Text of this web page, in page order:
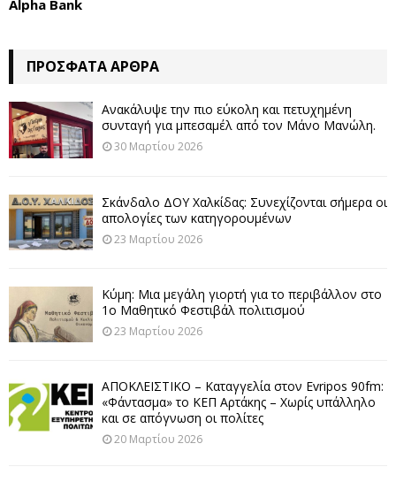
Alpha Bank
ΠΡΌΣΦΑΤΑ ΆΡΘΡΑ
Ανακάλυψε την πιο εύκολη και πετυχημένη
συνταγή για μπεσαμέλ από τον Μάνο Μανώλη.
30 Μαρτίου 2026
Σκάνδαλο ΔΟΥ Χαλκίδας: Συνεχίζονται σήμερα οι
απολογίες των κατηγορουμένων
23 Μαρτίου 2026
Κύμη: Μια μεγάλη γιορτή για το περιβάλλον στο
1ο Μαθητικό Φεστιβάλ πολιτισμού
23 Μαρτίου 2026
ΑΠΟΚΛΕΙΣΤΙΚΟ – Καταγγελία στον Evripos 90fm:
«Φάντασμα» το ΚΕΠ Αρτάκης – Χωρίς υπάλληλο
και σε απόγνωση οι πολίτες
20 Μαρτίου 2026